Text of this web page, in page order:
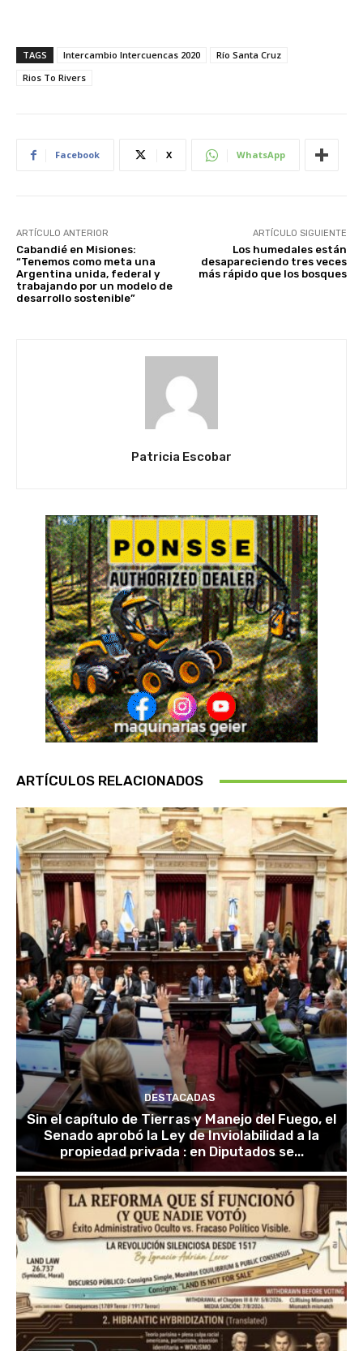
TAGS Intercambio Intercuencas 2020
Río Santa Cruz
Rios To Rivers
Facebook X WhatsApp
ARTÍCULO ANTERIOR
Cabandié en Misiones:
“Tenemos como meta una
Argentina unida, federal y
trabajando por un modelo de
desarrollo sostenible”
ARTÍCULO SIGUIENTE
Los humedales están
desapareciendo tres veces
más rápido que los bosques
Patricia Escobar
ARTÍCULOS RELACIONADOS
DESTACADAS
Sin el capítulo de Tierras y Manejo del Fuego, el
Senado aprobó la Ley de Inviolabilidad a la
propiedad privada : en Diputados se...